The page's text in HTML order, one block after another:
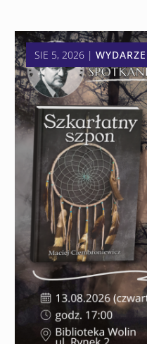
SIE 5, 2026 |